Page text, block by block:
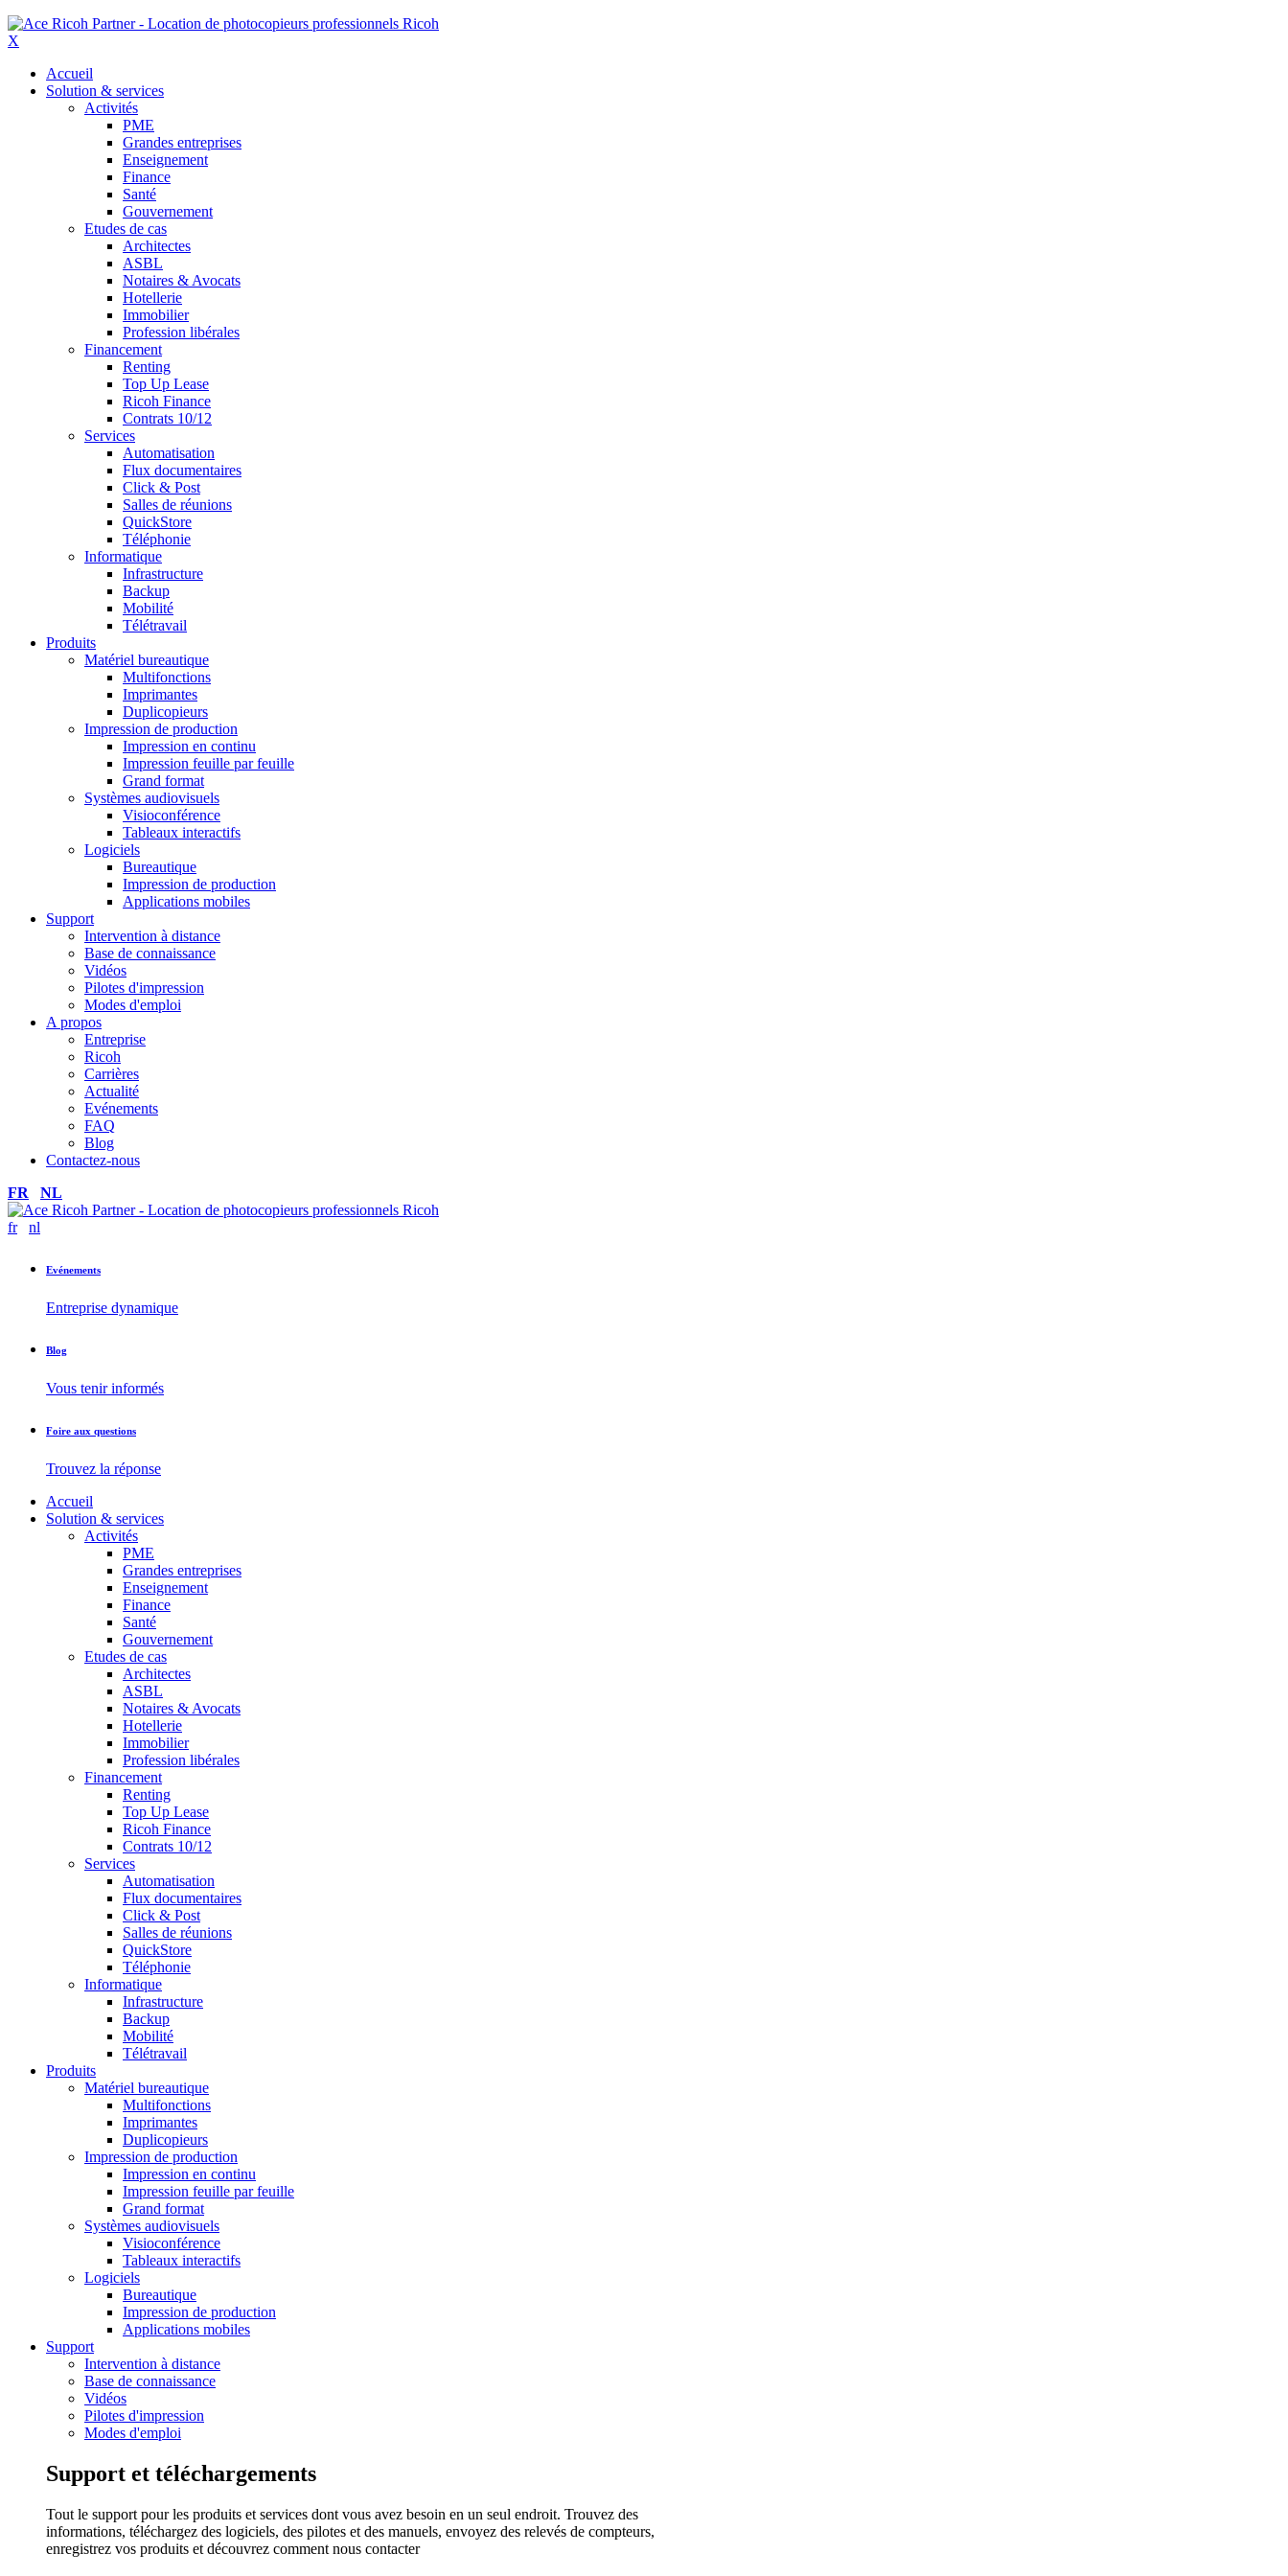
X
Accueil
Solution & services
Activités
PME
Grandes entreprises
Enseignement
Finance
Santé
Gouvernement
Etudes de cas
Architectes
ASBL
Notaires & Avocats
Hotellerie
Immobilier
Profession libérales
Financement
Renting
Top Up Lease
Ricoh Finance
Contrats 10/12
Services
Automatisation
Flux documentaires
Click & Post
Salles de réunions
QuickStore
Téléphonie
Informatique
Infrastructure
Backup
Mobilité
Télétravail
Produits
Matériel bureautique
Multifonctions
Imprimantes
Duplicopieurs
Impression de production
Impression en continu
Impression feuille par feuille
Grand format
Systèmes audiovisuels
Visioconférence
Tableaux interactifs
Logiciels
Bureautique
Impression de production
Applications mobiles
Support
Intervention à distance
Base de connaissance
Vidéos
Pilotes d'impression
Modes d'emploi
A propos
Entreprise
Ricoh
Carrières
Actualité
Evénements
FAQ
Blog
Contactez-nous
FR
NL
fr nl
Evénements
Entreprise dynamique
Blog
Vous tenir informés
Foire aux questions
Trouvez la réponse
Accueil
Solution & services
Activités
PME
Grandes entreprises
Enseignement
Finance
Santé
Gouvernement
Etudes de cas
Architectes
ASBL
Notaires & Avocats
Hotellerie
Immobilier
Profession libérales
Financement
Renting
Top Up Lease
Ricoh Finance
Contrats 10/12
Services
Automatisation
Flux documentaires
Click & Post
Salles de réunions
QuickStore
Téléphonie
Informatique
Infrastructure
Backup
Mobilité
Télétravail
Produits
Matériel bureautique
Multifonctions
Imprimantes
Duplicopieurs
Impression de production
Impression en continu
Impression feuille par feuille
Grand format
Systèmes audiovisuels
Visioconférence
Tableaux interactifs
Logiciels
Bureautique
Impression de production
Applications mobiles
Support
Intervention à distance
Base de connaissance
Vidéos
Pilotes d'impression
Modes d'emploi
Support et téléchargements
Tout le support pour les produits et services dont vous avez besoin en un seul endroit. Trouvez des
informations, téléchargez des logiciels, des pilotes et des manuels, envoyez des relevés de compteurs,
enregistrez vos produits et découvrez comment nous contacter